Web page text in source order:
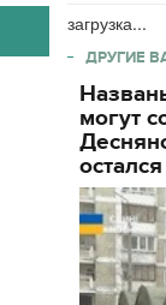
загрузка...
ДРУГИЕ
могут